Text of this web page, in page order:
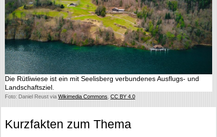
Die Rütliwiese ist ein mit Seelisberg verbundenes Ausflugs- und
Landschaftsziel.
Foto: Daniel Reust via Wikimedia Commons CC BY 4.0
Kurzfakten zum Thema